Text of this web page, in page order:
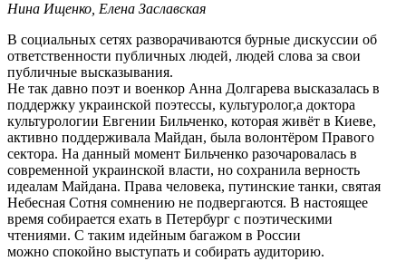
казус
Полозковой:
из
Донбасса
Нина Ищенко, Елена Заславская
В социальных сетях разворачиваются бурные дискуссии об
ответственности публичных людей, людей слова за свои
публичные высказывания.
Не так давно поэт и военкор Анна Долгарева высказалась в
поддержку украинской поэтессы, культуролог,а доктора
культурологии Евгении Бильченко, которая живёт в Киеве,
активно поддерживала Майдан, была волонтёром Правого
сектора. На данный момент Бильченко разочаровалась в
современной украинской власти, но сохранила верность
идеалам Майдана. Права человека, путинские танки, святая
Небесная Сотня сомнению не подвергаются. В настоящее
время собирается ехать в Петербург с поэтическими
чтениями. С таким идейным багажом в России
можно спокойно выступать и собирать аудиторию.